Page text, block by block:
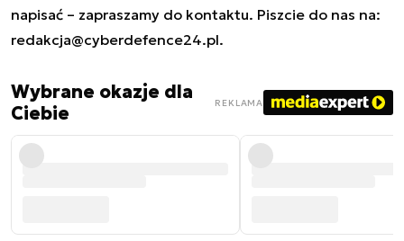
napisać – zapraszamy do kontaktu. Piszcie do nas na:
redakcja@cyberdefence24.pl.
Wybrane okazje dla
Ciebie
REKLAMA